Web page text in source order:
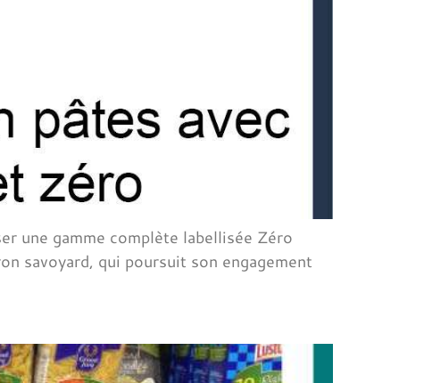
une gamme complète labellisée Zéro
savoyard, qui poursuit son engagement